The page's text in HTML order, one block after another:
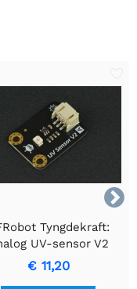

Tyngdekraft:
UV-sensor V2
€ 11,20